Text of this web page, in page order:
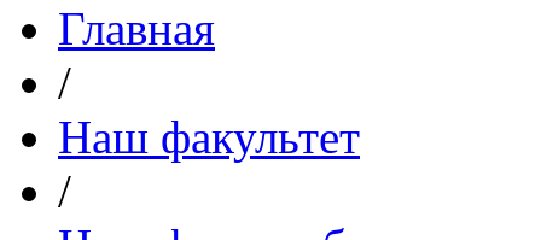
Главная
/
Наш факультет
/